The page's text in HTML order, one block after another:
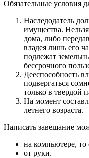
Обязательные условия
Наследодатель
имущества.
дома, либо
владея лишь его
подлежат
бессрочного
Дееспособность
подвергаться
только в твердой
На момент
летнего возраста.
Написать завещание
на компьютере, то
от руки.